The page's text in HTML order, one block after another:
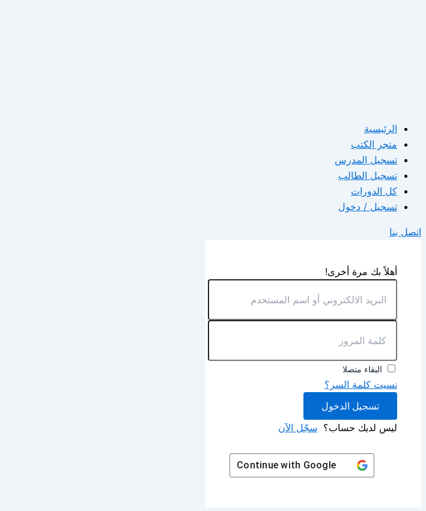
الرئيسية
متجر الكتب
تسجيل المدرس
تسجيل الطالب
كل الدورات
تسجيل / دخول
اتصل بنا
أهلاً بك مرة أخرى!
البقاء متصلا
نسيت كلمة السر؟
تسجيل الدخول
ليس لديك حساب؟ سجّل الآن
Continue with Google